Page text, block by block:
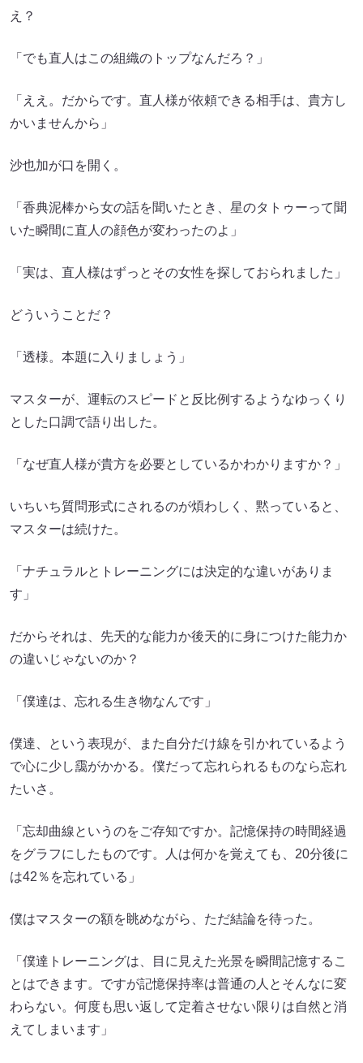
え？
「でも直人はこの組織のトップなんだろ？」
「ええ。だからです。直人様が依頼できる相手は、貴方し
かいませんから」
沙也加が口を開く。
「香典泥棒から女の話を聞いたとき、星のタトゥーって聞
いた瞬間に直人の顔色が変わったのよ」
「実は、直人様はずっとその女性を探しておられました」
どういうことだ？
「透様。本題に入りましょう」
マスターが、運転のスピードと反比例するようなゆっくり
とした口調で語り出した。
「なぜ直人様が貴方を必要としているかわかりますか？」
いちいち質問形式にされるのが煩わしく、黙っていると、
マスターは続けた。
「ナチュラルとトレーニングには決定的な違いがありま
す」
だからそれは、先天的な能力か後天的に身につけた能力か
の違いじゃないのか？
「僕達は、忘れる生き物なんです」
僕達、という表現が、また自分だけ線を引かれているよう
で心に少し靄がかかる。僕だって忘れられるものなら忘れ
たいさ。
「忘却曲線というのをご存知ですか。記憶保持の時間経過
をグラフにしたものです。人は何かを覚えても、20分後に
は42％を忘れている」
僕はマスターの額を眺めながら、ただ結論を待った。
「僕達トレーニングは、目に見えた光景を瞬間記憶するこ
とはできます。ですが記憶保持率は普通の人とそんなに変
わらない。何度も思い返して定着させない限りは自然と消
えてしまいます」